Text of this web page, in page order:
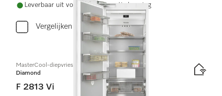
Leverbaar uit voorraad met gratis levering
Vergelijken
MasterCool-diepvrieskast
Diamond
F 2813 Vi